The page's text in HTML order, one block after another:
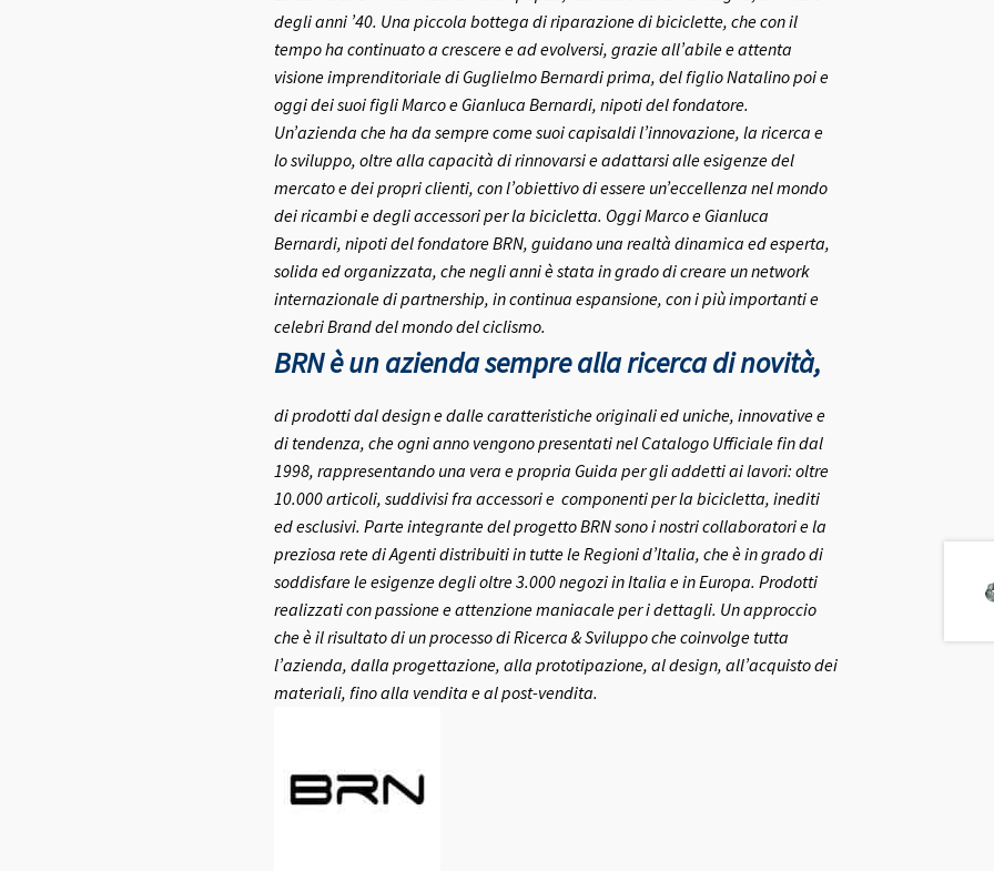
degli anni ’40. Una piccola bottega di riparazione di biciclette, che con il
tempo ha continuato a crescere e ad evolversi, grazie all’abile e attenta
visione imprenditoriale di Guglielmo Bernardi prima, del figlio Natalino poi e
oggi dei suoi figli Marco e Gianluca Bernardi, nipoti del fondatore.
Un’azienda che ha da sempre come suoi capisaldi l’innovazione, la ricerca e
lo sviluppo, oltre alla capacità di rinnovarsi e adattarsi alle esigenze del
mercato e dei propri clienti, con l’obiettivo di essere un’eccellenza nel mondo
dei ricambi e degli accessori per la bicicletta. Oggi Marco e Gianluca
Bernardi, nipoti del fondatore BRN, guidano una realtà dinamica ed esperta,
solida ed organizzata, che negli anni è stata in grado di creare un network
internazionale di partnership, in continua espansione, con i più importanti e
celebri Brand del mondo del ciclismo.
BRN è un azienda sempre alla ricerca di novità,
di prodotti dal design e dalle caratteristiche originali ed uniche, innovative e
di tendenza, che ogni anno vengono presentati nel Catalogo Ufficiale fin dal
1998, rappresentando una vera e propria Guida per gli addetti ai lavori: oltre
10.000 articoli, suddivisi fra accessori e componenti per la bicicletta, inediti
ed esclusivi. Parte integrante del progetto BRN sono i nostri collaboratori e la
preziosa rete di Agenti distribuiti in tutte le Regioni d’Italia, che è in grado di
soddisfare le esigenze degli oltre 3.000 negozi in Italia e in Europa. Prodotti
realizzati con passione e attenzione maniacale per i dettagli. Un approccio
che è il risultato di un processo di Ricerca & Sviluppo che coinvolge tutta
l’azienda, dalla progettazione, alla prototipazione, al design, all’acquisto dei
materiali, fino alla vendita e al post-vendita.